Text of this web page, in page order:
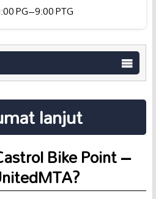
PG–9:00 PTG
lanjut
Bike Point –